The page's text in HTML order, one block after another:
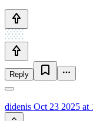
Reply
didenis Oct 23 2025 at